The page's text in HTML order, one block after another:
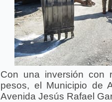
Con una inversión con
pesos, el Municipio de
Avenida Jesús Rafael